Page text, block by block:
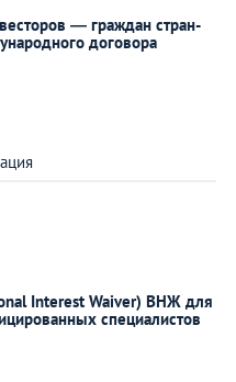
— граждан стран-
договора
Interest Waiver) ВНЖ для
специалистов